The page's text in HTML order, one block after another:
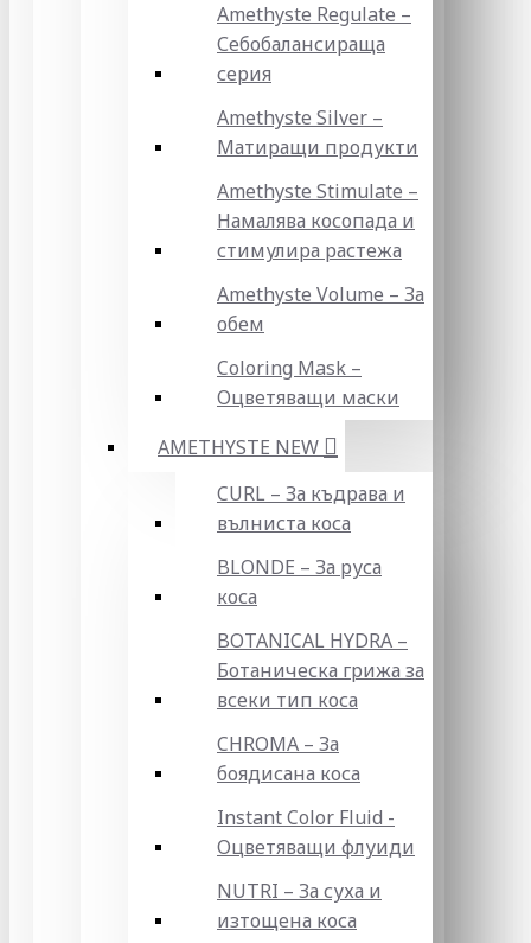
Amethyste Regulate –
Себобалансираща
серия
Amethyste Silver –
Матиращи продукти
Amethyste Stimulate –
Намалява косопада и
стимулира растежа
Amethyste Volume – За
обем
Coloring Mask –
Оцветяващи маски
AMETHYSTE NEW
CURL – За къдрава и
вълниста коса
BLONDE – За руса
коса
BOTANICAL HYDRA –
Ботаническа грижа за
всеки тип коса
CHROMA – За
боядисана коса
Instant Color Fluid -
Оцветяващи флуиди
NUTRI – За суха и
изтощена коса